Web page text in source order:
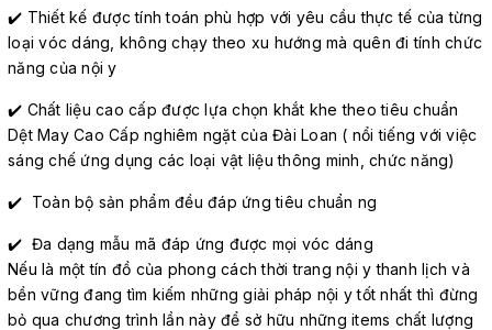
✔️ Thiết kế được tính toán phù hợp với yêu cầu thực tế của từng
loại vóc dáng, không chạy theo xu hướng mà quên đi tính chức
năng của nội y
✔️ Chất liệu cao cấp được lựa chọn khắt khe theo tiêu chuẩn
Dệt May Cao Cấp nghiêm ngặt của Đài Loan ( nổi tiếng với việc
sáng chế ứng dụng các loại vật liệu thông minh, chức năng)
✔️ Toàn bộ sản phẩm đều đáp ứng tiêu chuẩn ng
✔️ Đa dạng mẫu mã đáp ứng được mọi vóc dáng
Nếu là một tín đồ của phong cách thời trang nội y thanh lịch và
bền vững đang tìm kiếm những giải pháp nội y tốt nhất thì đừng
bỏ qua chương trình lần này để sở hữu những items chất lượng